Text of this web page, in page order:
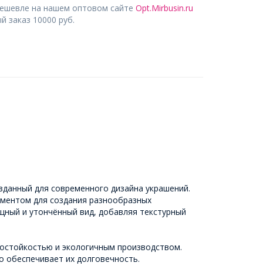
на нашем оптовом сайте Opt.Mirbusin.ru
заказ 10000 руб.
для современного дизайна украшений.
для создания разнообразных
и утончённый вид, добавляя текстурный
и экологичным производством.
их долговечность.